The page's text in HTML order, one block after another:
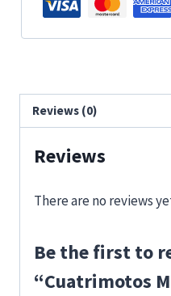
Reviews (0)
Reviews
There are no reviews
Be the first to
“Cuatrimotos